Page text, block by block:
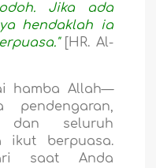
Jika ada
hendaklah ia
[HR. Al-
hamba Allah—
pendengaran,
dan seluruh
ikut berpuasa.
saat Anda